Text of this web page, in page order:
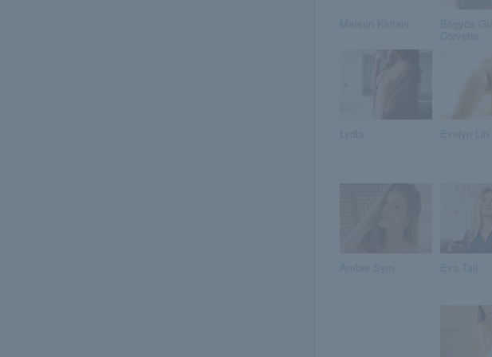
Matsuri Kiritani Bögyös
Corvette
Lydia Evelyn Lin
Amber Sym Eva Tali